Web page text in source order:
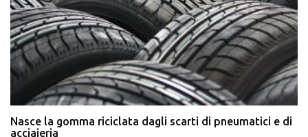
Nasce la gomma riciclata dagli scarti di pneumatici e di
acciaieria